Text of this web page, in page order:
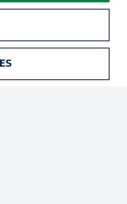
privacidade